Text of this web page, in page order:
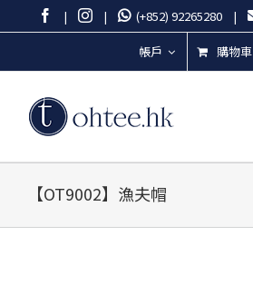
to
Facebook
| Instagram
| (+852) 92265280 |
帳戶 購物車
【OT9002】漁夫帽